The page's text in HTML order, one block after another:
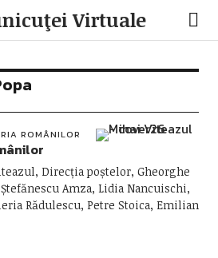
Virtuale
ROMÂNILOR
Direcția poștelor, Gheorghe
Amza, Lidia Nancuischi,
Rădulescu, Petre Stoica, Emilian